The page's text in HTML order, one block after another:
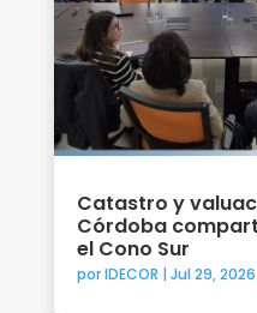
Catastro y
Córdoba
el Cono Sur
porIDECOR Jul 29, 2026